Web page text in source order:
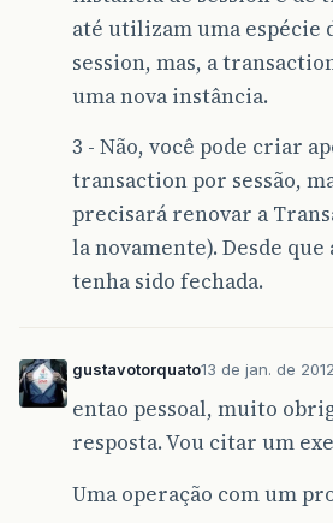
até utilizam uma espécie
session, mas, a
uma nova instância.
3 - Não, você pode criar
transaction por sessão,
precisará renovar a
la novamente). Desde que
tenha sido fechada.
gustavotorquato13 de jan. de 2012
entao pessoal, muito
resposta. Vou citar um
Uma operação com um